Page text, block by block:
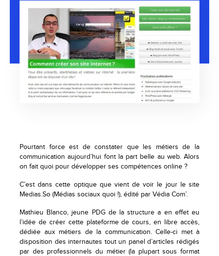
Pourtant force est de constater que les métiers de la
communication aujourd’hui font la part belle au web. Alors
on fait quoi pour développer ses compétences online ?
C’est dans cette optique que vient de voir le jour le site
Medias.So (Médias sociaux quoi !), édité par Védia Com’.
Mathieu Blanco, jeune PDG de la structure a en effet eu
l’idée de créer cette plateforme de cours, en libre accès,
dédiée aux métiers de la communication. Celle-ci met à
disposition des internautes tout un panel d’articles rédigés
par des professionnels du métier (la plupart sous format